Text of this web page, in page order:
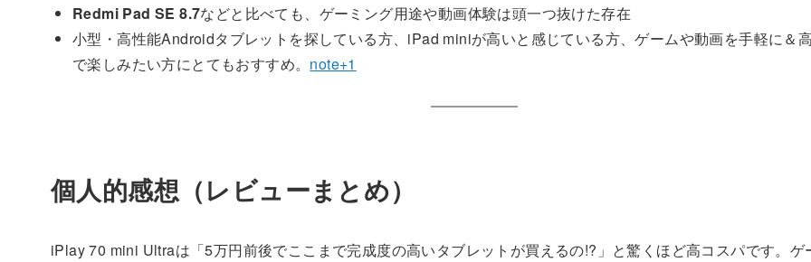
Redmi Pad SE 8.7などと比べても、ゲーミング用途や動画体験は頭一つ抜けた存在
小型・高性能Androidタブレットを探している方、iPad miniが高いと感じている方、ゲームや動画を手軽に＆
で楽しみたい方にとてもおすすめ。 note+1
個人的感想（レビューまとめ）
iPlay 70 mini Ultraは「5万円前後でここまで完成度の高いタブレットが買えるの!?」と驚くほど高コスパです。ゲ